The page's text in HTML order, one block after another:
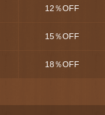
12％OFF
15％OFF
18％OFF